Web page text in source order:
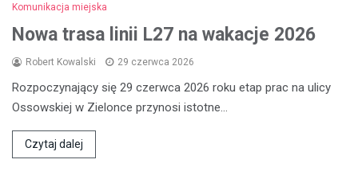
Komunikacja miejska
Nowa trasa linii L27 na wakacje 2026
Robert Kowalski 29 czerwca 2026
Rozpoczynający się 29 czerwca 2026 roku etap prac na ulicy
Ossowskiej w Zielonce przynosi istotne…
Czytaj dalej